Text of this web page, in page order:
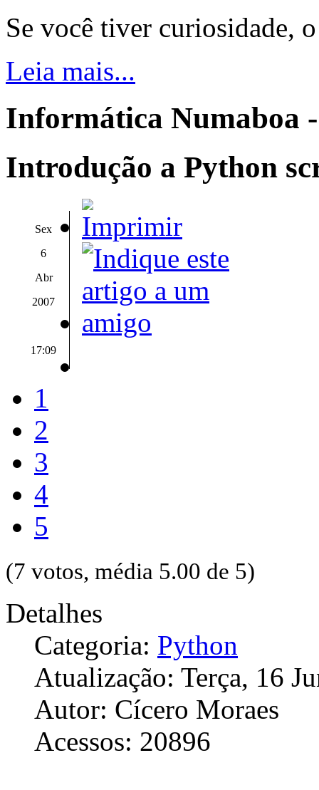
Se você tiver curiosidade,
Leia mais...
Informática Numaboa
Introdução a Python
Sex
6
Abr
2007
17:09
1
2
3
4
5
(7 votos, média 5.00 de 5)
Detalhes
Categoria: Python
Atualização: Terça, 16
Autor: Cícero Moraes
Acessos: 20896